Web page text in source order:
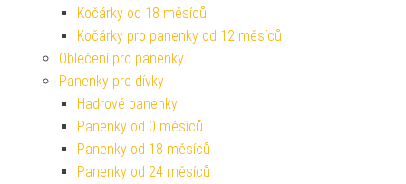
Kočárky od 18 měsíců
Kočárky pro panenky od 12 měsíců
Oblečení pro panenky
Panenky pro dívky
Hadrové panenky
Panenky od 0 měsíců
Panenky od 18 měsíců
Panenky od 24 měsíců